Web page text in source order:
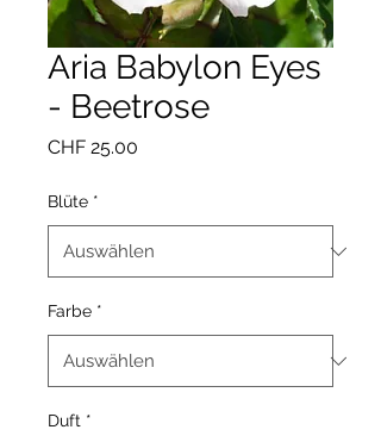
Aria Babylon Eyes
- Beetrose
CHF 25.00
Blüte *
Farbe *
Duft *